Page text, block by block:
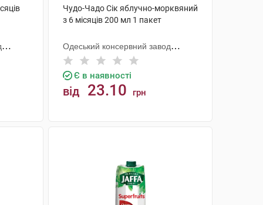
Чудо-Чадо Сік яблучно-морквяний
з 6 місяців 200 мл 1 пакет
Одеський консервний завод
дитячого харчування
Є в наявності
від 23.10 грн